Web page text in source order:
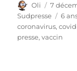
Auteur
Oli
Publié
le
7
Sudpresse
6
coronavirus,
presse,vaccin